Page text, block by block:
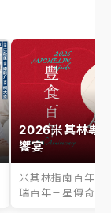
2026米其林專
饗宴
米其林指南百年之
瑞百年三星傳奇、